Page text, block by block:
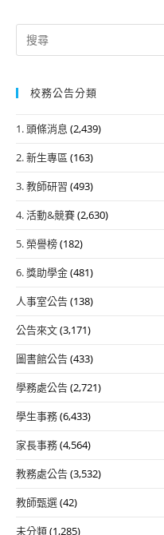
Search
for:
校務公告分類
1. 頭條消息 (2,439)
2. 新生專區 (163)
3. 教師研習 (493)
4. 活動&競賽(2,630)
5. 榮譽榜(182)
6. 獎助學金(481)
人事室公告(138)
公告來文(3,171)
圖書館公告(433)
學務處公告(2,721)
學生事務(6,433)
家長事務(4,564)
教務處公告(3,532)
教師甄選(42)
未分類(1,285)